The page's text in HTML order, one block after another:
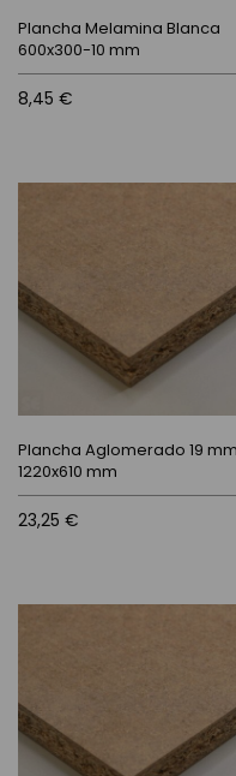
Plancha Melamina Blanca
600x300-10 mm
8,45 €
Plancha Aglomerado 19 mm
1220x610 mm
23,25 €